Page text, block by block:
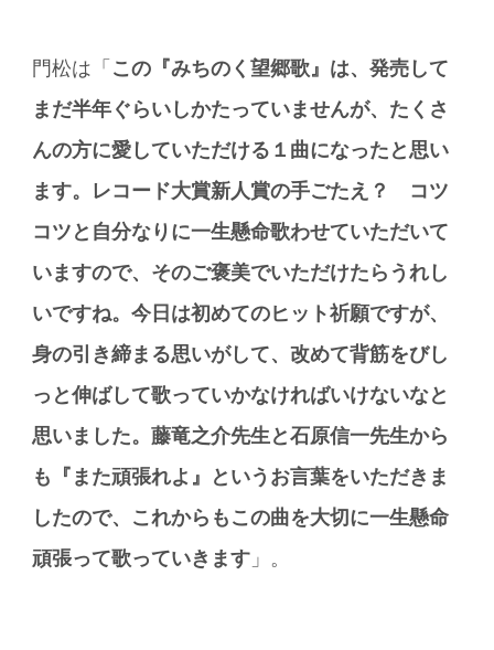
門松は「 この『みちのく望郷歌』は、発売して
まだ半年ぐらいしかたっていませんが、たくさ
んの方に愛していただける１曲になったと思い
ます。レコード大賞新人賞の手ごたえ？ コツ
コツと自分なりに一生懸命歌わせていただいて
いますので、そのご褒美でいただけたらうれし
いですね。今日は初めてのヒット祈願ですが、
身の引き締まる思いがして、改めて背筋をびし
っと伸ばして歌っていかなければいけないなと
思いました。藤竜之介先生と石原信一先生から
も『また頑張れよ』というお言葉をいただきま
したので、これからもこの曲を大切に一生懸命
頑張って歌っていきます 」。